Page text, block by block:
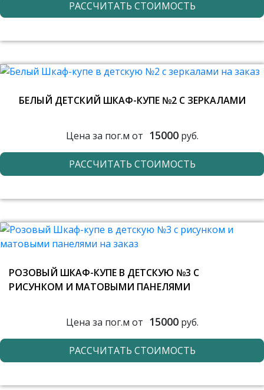
РАССЧИТАТЬ СТОИМОСТЬ
БЕЛЫЙ ДЕТСКИЙ ШКАФ-КУПЕ №2 С ЗЕРКАЛАМИ
Цена за пог.м от 15000руб.
РАССЧИТАТЬ СТОИМОСТЬ
РОЗОВЫЙ ШКАФ-КУПЕ В ДЕТСКУЮ №3 С
РИСУНКОМ И МАТОВЫМИ ПАНЕЛЯМИ
Цена за пог.м от 15000руб.
РАССЧИТАТЬ СТОИМОСТЬ